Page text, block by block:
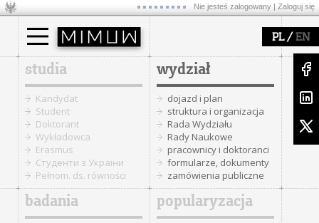
Nie jesteś zalogowany | Zaloguj się
PL/ EN
studia
Kandydat
Student
Doktorant
Wykładowca
Erasmus
Cтуденти з України
Pełnom. ds. równości
wydział
dojazd i plan
struktura i organizacja
Rada Wydziału
Rady Naukowe
pracownicy i doktoranci
formularze, dokumenty
zamówienia publiczne
badania popularyzacja